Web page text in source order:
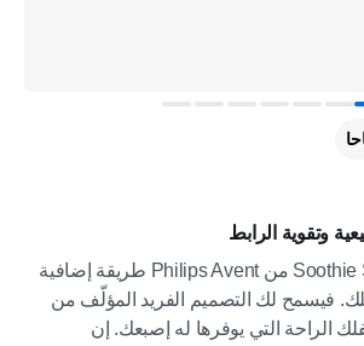
وتقوية الرابط
تمنحك لهّاية Soothie Shapes من Philips Avent طريقة إضافية
فيسمح لك التصميم الفريد المؤلّف من
الراحة التي يوفرها له إصبعك. إن